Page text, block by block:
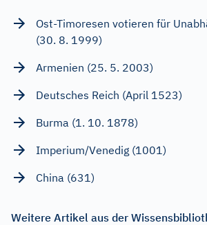
Ost-Timoresen votieren für
(30. 8. 1999)
Armenien (25. 5. 2003)
Deutsches Reich (April 1523)
Burma (1. 10. 1878)
Imperium/Venedig (1001)
China (631)
Weitere Artikel aus der